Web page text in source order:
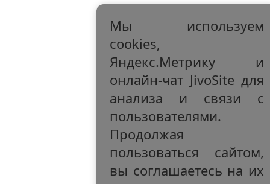
Мы используем
cookies,
Яндекс.Метрику и
онлайн-чат JivoSite для
анализа и связи с
пользователями.
Продолжая
пользоваться сайтом,
вы соглашаетесь на их